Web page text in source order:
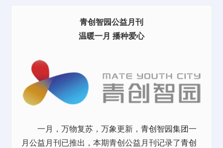
青创智园公益月刊
温暖一月 播种爱心
一月，万物复苏，万象更新，青创智园集团一
月公益月刊已推出，本期青创公益月刊记录了青创